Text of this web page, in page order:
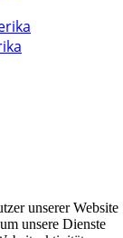
unserer Website
unsere Dienste